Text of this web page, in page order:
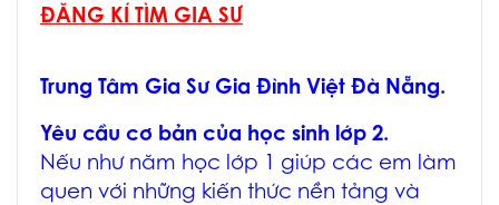
ĐĂNG KÍ TÌM GIA SƯ
Trung Tâm Gia Sư Gia Đình Việt Đà Nẵng.
Yêu cầu cơ bản của học sinh lớp 2.
Nếu như năm học lớp 1 giúp các em làm
quen với những kiến thức nền tảng và